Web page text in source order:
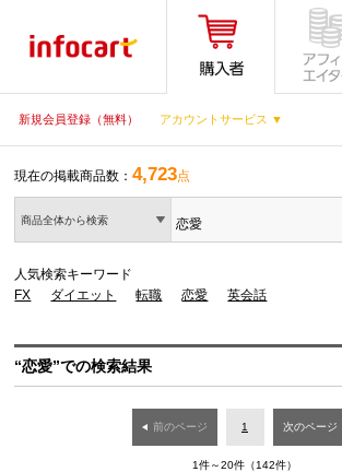
新規会員登録（無料） アカウントサービス ▼
現在の掲載商品数：4,723点
商品全体から検索
人気検索キーワード
FX
ダイエット 転職 恋愛 英会話
“恋愛”での検索結果
前のページ 1 次のページ
1件～20件（142件）